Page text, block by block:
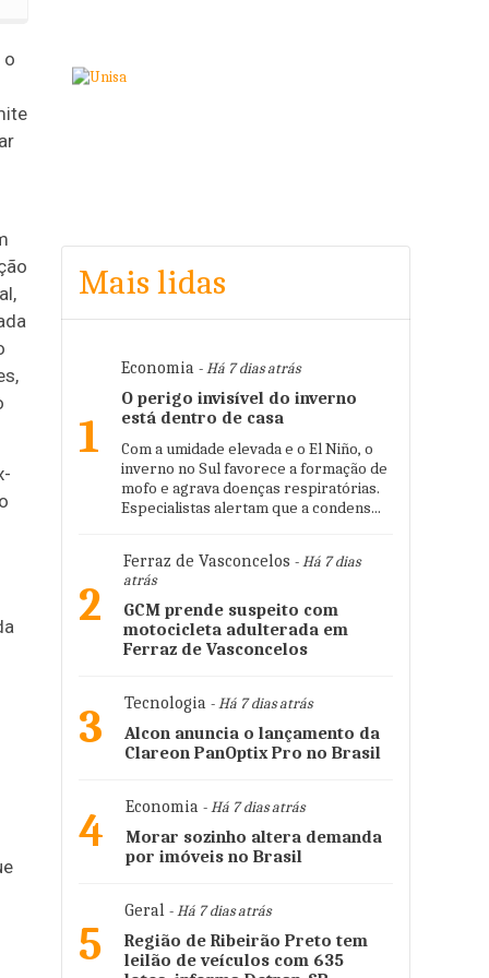
o
Mais lidas
1
Economia - Há 7 dias atrás
O perigo invisível do inverno
está dentro de casa
Com a umidade elevada e o El Niño, o
inverno no Sul favorece a formação de
mofo e agrava doenças respiratórias.
Especialistas alertam que a condens...
2
Ferraz de Vasconcelos - Há 7 dias
atrás
GCM prende suspeito com
motocicleta adulterada em
Ferraz de Vasconcelos
3 Tecnologia - Há 7 dias atrás
Alcon anuncia o lançamento da
Clareon PanOptix Pro no Brasil
4 Economia - Há 7 dias atrás
Morar sozinho altera demanda
por imóveis no Brasil
5
Geral - Há 7 dias atrás
Região de Ribeirão Preto tem
leilão de veículos com 635